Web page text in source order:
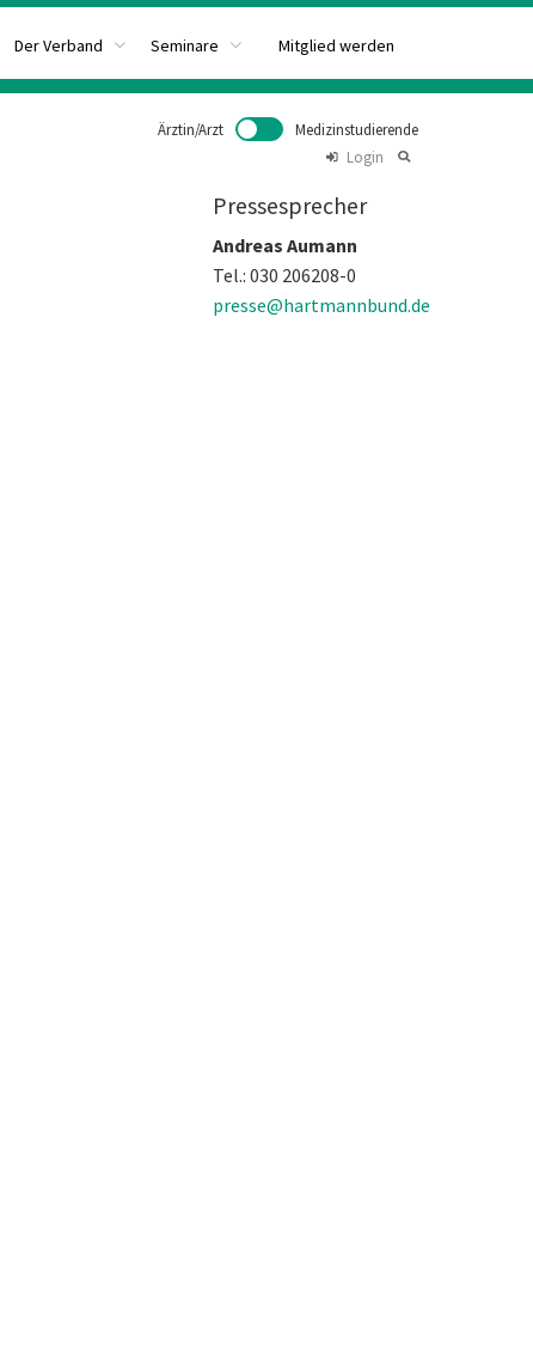
Der Verband Seminare Mitglied werden
Ärztin/Arzt
Medizinstudierende
Login
Pressesprecher
Andreas Aumann
Tel.: 030 206208-0
presse@hartmannbund.de